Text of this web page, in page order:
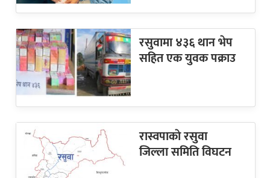
रसुवामा ४३६ थान भेप
सहित एक युवक पक्राउ
रास्वपाकाे रसुवा
जिल्ला समिति विघटन